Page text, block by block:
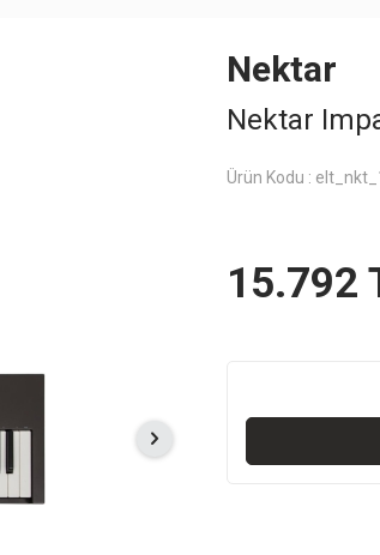
Nektar
Nektar
Ürün Kodu :
15.792